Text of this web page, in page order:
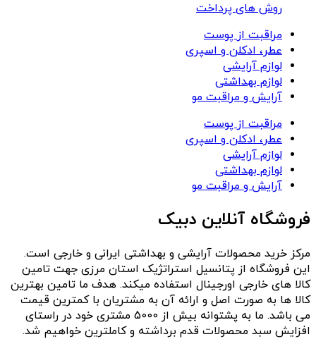
روش های پرداخت
مراقبت از پوست
عطر، ادکلن و اسپری
لوازم آرایشی
لوازم بهداشتی
آرایش و مراقبت مو
مراقبت از پوست
عطر، ادکلن و اسپری
لوازم آرایشی
لوازم بهداشتی
آرایش و مراقبت مو
فروشگاه آنلاین دبیک
مرکز خرید محصولات آرایشی و بهداشتی ایرانی و خارجی است.
این فروشگاه از پتانسیل استراتژیک استان مرزی جهت تامین
کالا های خارجی اورجینال استفاده میکند. هدف ما تامین بهترین
کالا ها به صورت اصل و ارائه آن به مشتریان با کمترین قیمت
می باشد. ما به پشتوانه بیش از 5000 مشتری خود در راستای
افزایش سبد محصولات قدم برداشته و کاملترین خواهیم شد.